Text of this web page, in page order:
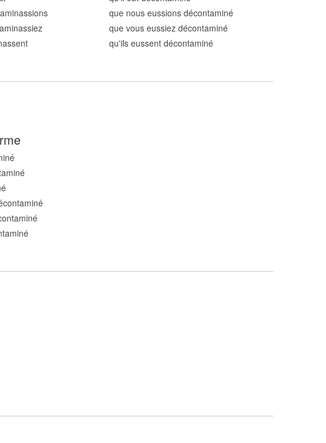
assions
assiez
assent
que nous eussions décontaminé
que vous eussiez décontaminé
qu'ils eussent décontaminé
é
é
é
é
é
é